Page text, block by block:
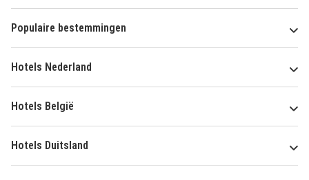
Populaire bestemmingen
Hotels Nederland
Hotels België
Hotels Duitsland